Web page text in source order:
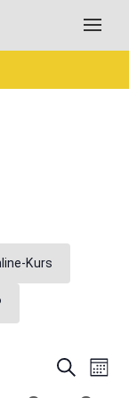
Kurs
Suche
Monat